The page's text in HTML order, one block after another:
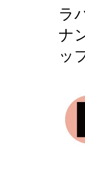
ラ
ナ
ッ